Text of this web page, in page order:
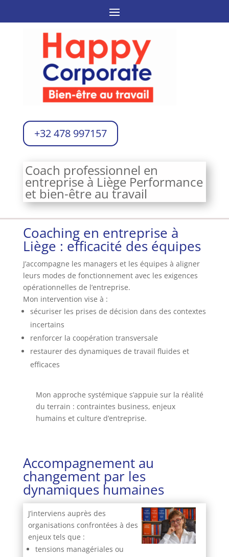
+32 478 997157
Coach professionnel en
entreprise à Liège Performance
et bien-être au travail
Coaching en entreprise à
Liège : efficacité des équipes
J’accompagne les managers et les équipes à aligner
leurs modes de fonctionnement avec les exigences
opérationnelles de l’entreprise.
Mon intervention vise à :
sécuriser les prises de décision dans des contextes
incertains
renforcer la coopération transversale
restaurer des dynamiques de travail fluides et
efficaces
Mon approche systémique s’appuie sur la réalité
du terrain : contraintes business, enjeux
humains et culture d’entreprise.
Accompagnement au
changement par les
dynamiques humaines
J’interviens auprès des
organisations confrontées à des
enjeux tels que :
tensions managériales ou